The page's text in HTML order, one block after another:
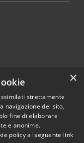
© 2026 • Comune di
Aosta • Powered by
×
strettamente
navigazione del sito,
fine di elaborare
e anonime.
policy al seguente link